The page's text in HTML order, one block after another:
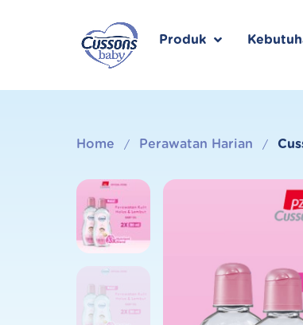
Produk
Home / Perawatan Harian /